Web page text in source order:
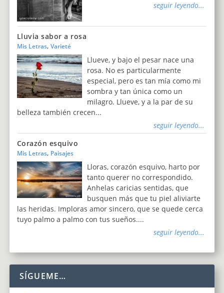
seguir leyendo...
Lluvia sabor a rosa
Mis Letras, Varieté
Llueve, y bajo el pesar nace una
rosa. No es particularmente
especial, pero es tan mía como mi
sombra y tan única como un
milagro. Llueve, y a la par de su
belleza también crecen...
seguir leyendo...
Corazón esquivo
Mis Letras, Paisajes
Lloras, corazón esquivo, harto por
tanto querer no correspondido.
Anhelas caricias sentidas, que
busquen más que tu piel aliviarte
las heridas. Imploras amor sincero, que se quede cerca
tuyo palmo a palmo con tus sueños....
seguir leyendo...
SÍGUEME…